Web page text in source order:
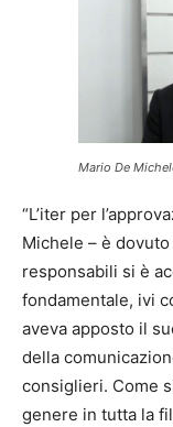
Mario De
“L’iter per
Michele – è
responsabili si è
fondamentale, ivi
aveva apposto il
della
consiglieri. Come
genere in tutta la